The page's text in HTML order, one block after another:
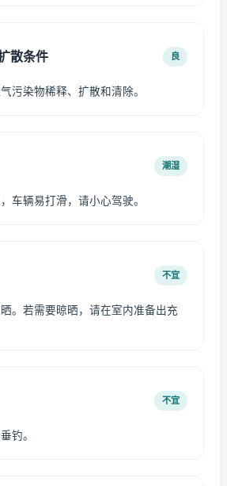
散条件 良
污染物稀释、扩散和清除。
潮湿
车辆易打滑，请小心驾驶。
不宜
。若需要晾晒，请在室内准备出充
不宜
钓。